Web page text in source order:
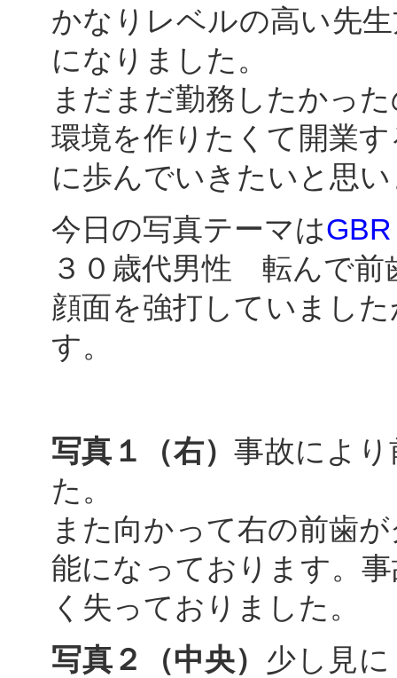
かなりレベルの高い先
になりました。
まだまだ勤務したかっ
環境を作りたくて開業
に歩んでいきたいと思
今日の写真テーマはGBR
３０歳代男性 転んで前
顔面を強打していまし
す。
写真１（右）事故によ
た。
また向かって右の前歯
能になっております。
く失っておりました。
写真２（中央） 少し見